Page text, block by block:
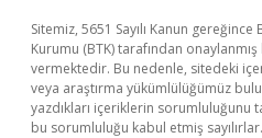
Sitemiz, 5651 Sayılı Kanun
Kurumu (BTK) tarafından
vermektedir. Bu nedenle, sitedeki
veya araştırma yükümlülüğümüz
yazdıkları içeriklerin sorumluluğunu
bu sorumluluğu kabul etmiş sayılırlar.